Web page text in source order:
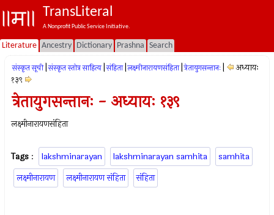
TransLiteral
A Nonprofit Public Service Initiative.
Literature Ancestry Dictionary Prashna Search
संस्कृत सूची संस्कृत स्तोत्र साहित्य संहिता लक्ष्मीनारायणसंहिता त्रेतायुगसन्तानः
अध्यायः
१३९
त्रेतायुगसन्तानः - अध्यायः १३९
लक्ष्मीनारायणसंहिता
Tags : lakshminarayan lakshminarayan samhita
samhita
लक्ष्मीनारायण
लक्ष्मीनारायण संहिता संहिता